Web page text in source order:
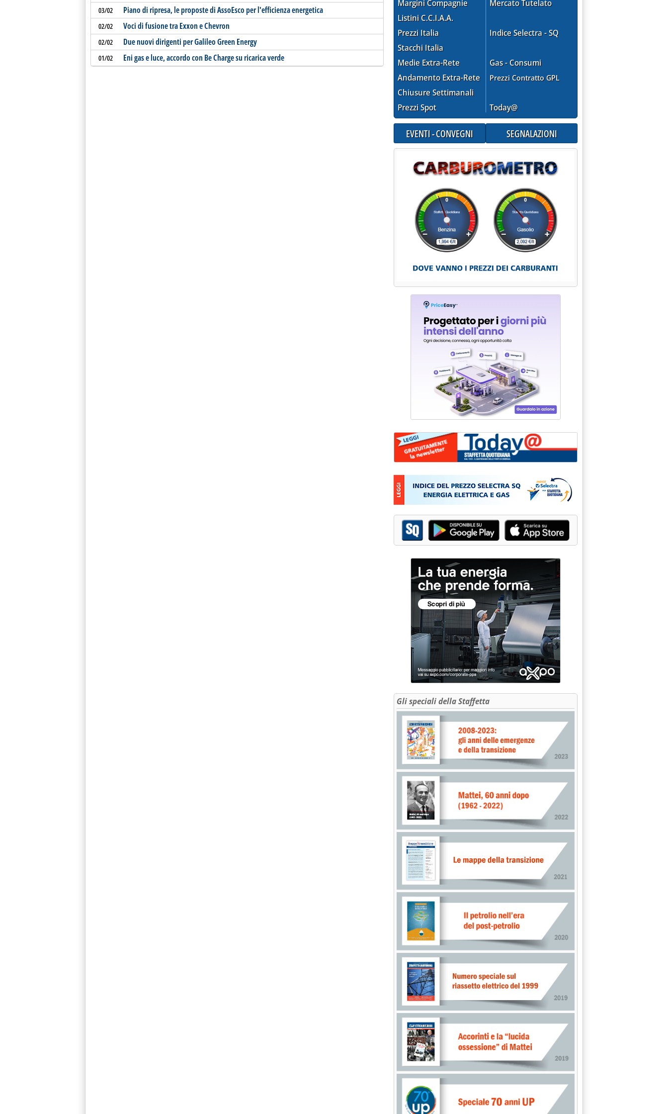
03/02 Piano di ripresa, le proposte di AssoEsco per l'efficienza energetica
02/02 Voci di fusione tra Exxon e Chevron
02/02 Due nuovi dirigenti per Galileo Green Energy
01/02 Eni gas e luce, accordo con Be Charge su ricarica verde
Margini Compagnie
Listini C.C.I.A.A.
Prezzi Italia
Stacchi Italia
Medie Extra-Rete
Andamento Extra-Rete
Chiusure Settimanali
Prezzi Spot
Mercato Tutelato
Indice Selectra - SQ
Gas - Consumi
Prezzi Contratto GPL
Today@
EVENTI - CONVEGNI SEGNALAZIONI
Gli speciali della Staffetta